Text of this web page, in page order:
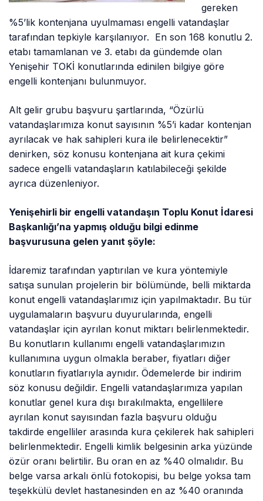
gereken
%5’lik kontenjana uyulmaması engelli vatandaşlar
tarafından tepkiyle karşılanıyor. En son 168 konutlu 2.
etabı tamamlanan ve 3. etabı da gündemde olan
Yenişehir TOKİ konutlarında edinilen bilgiye göre
engelli kontenjanı bulunmuyor.
Alt gelir grubu başvuru şartlarında, “Özürlü
vatandaşlarımıza konut sayısının %5’i kadar kontenjan
ayrılacak ve hak sahipleri kura ile belirlenecektir”
denirken, söz konusu kontenjana ait kura çekimi
sadece engelli vatandaşların katılabileceği şekilde
ayrıca düzenleniyor.
Yenişehirli bir engelli vatandaşın Toplu Konut İdaresi
Başkanlığı’na yapmış olduğu bilgi edinme
başvurusuna gelen yanıt şöyle:
İdaremiz tarafından yaptırılan ve kura yöntemiyle
satışa sunulan projelerin bir bölümünde, belli miktarda
konut engelli vatandaşlarımız için yapılmaktadır. Bu tür
uygulamaların başvuru duyurularında, engelli
vatandaşlar için ayrılan konut miktarı belirlenmektedir.
Bu konutların kullanımı engelli vatandaşlarımızın
kullanımına uygun olmakla beraber, fiyatları diğer
konutların fiyatlarıyla aynıdır. Ödemelerde bir indirim
söz konusu değildir. Engelli vatandaşlarımıza yapılan
konutlar genel kura dışı bırakılmakta, engellilere
ayrılan konut sayısından fazla başvuru olduğu
takdirde engelliler arasında kura çekilerek hak sahipleri
belirlenmektedir. Engelli kimlik belgesinin arka yüzünde
özür oranı belirtilir. Bu oran en az %40 olmalıdır. Bu
belge varsa arkalı önlü fotokopisi, bu belge yoksa tam
teşekkülü devlet hastanesinden en az %40 oranında